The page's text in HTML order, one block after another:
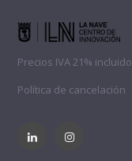
Precios IVA 21% incluido
Política de cancelación